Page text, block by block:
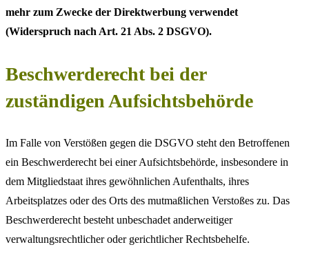
mehr zum Zwecke der Direktwerbung verwendet
(Widerspruch nach Art. 21 Abs. 2 DSGVO).
Beschwerderecht bei der
zuständigen Aufsichtsbehörde
Im Falle von Verstößen gegen die DSGVO steht den Betroffenen
ein Beschwerderecht bei einer Aufsichtsbehörde, insbesondere in
dem Mitgliedstaat ihres gewöhnlichen Aufenthalts, ihres
Arbeitsplatzes oder des Orts des mutmaßlichen Verstoßes zu. Das
Beschwerderecht besteht unbeschadet anderweitiger
verwaltungsrechtlicher oder gerichtlicher Rechtsbehelfe.